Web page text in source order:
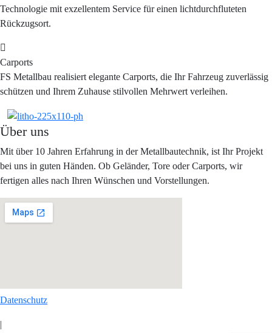
Technologie mit exzellentem Service für einen lichtdurchfluteten
Rückzugsort.
Carports
FS Metallbau realisiert elegante Carports, die Ihr Fahrzeug zuverlässig
schützen und Ihrem Zuhause stilvollen Mehrwert verleihen.
Über uns
Mit über 10 Jahren Erfahrung in der Metallbautechnik, ist Ihr Projekt
bei uns in guten Händen. Ob Geländer, Tore oder Carports, wir
fertigen alles nach Ihren Wünschen und Vorstellungen.
Datenschutz
|